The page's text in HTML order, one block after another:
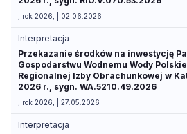
, rok 2026, | 02.06.2026
Interpretacja
Przekazanie środków na inwestycję
Gospodarstwu Wodnemu Wody
Regionalnej Izby Obrachunkowej w
2026 r., sygn. WA.5210.49.2026
, rok 2026, | 27.05.2026
Interpretacja